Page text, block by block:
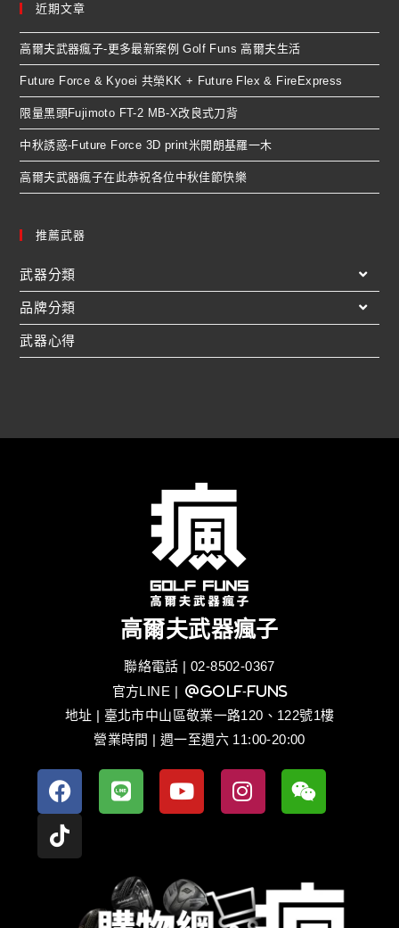
近期文章
高爾夫武器瘋子-更多最新案例 Golf Funs 高爾夫生活
Future Force & Kyoei 共榮KK + Future Flex & FireExpress
限量黑頭Fujimoto FT-2 MB-X改良式刀背
中秋誘惑-Future Force 3D print米開朗基羅一木
高爾夫武器瘋子在此恭祝各位中秋佳節快樂
推薦武器
武器分類
品牌分類
武器心得
高爾夫武器瘋子
聯絡電話 | 02-8502-0367
官方LINE | @golf-funs
地址 | 臺北市中山區敬業一路120、122號1樓
營業時間 | 週一至週六 11:00-20:00